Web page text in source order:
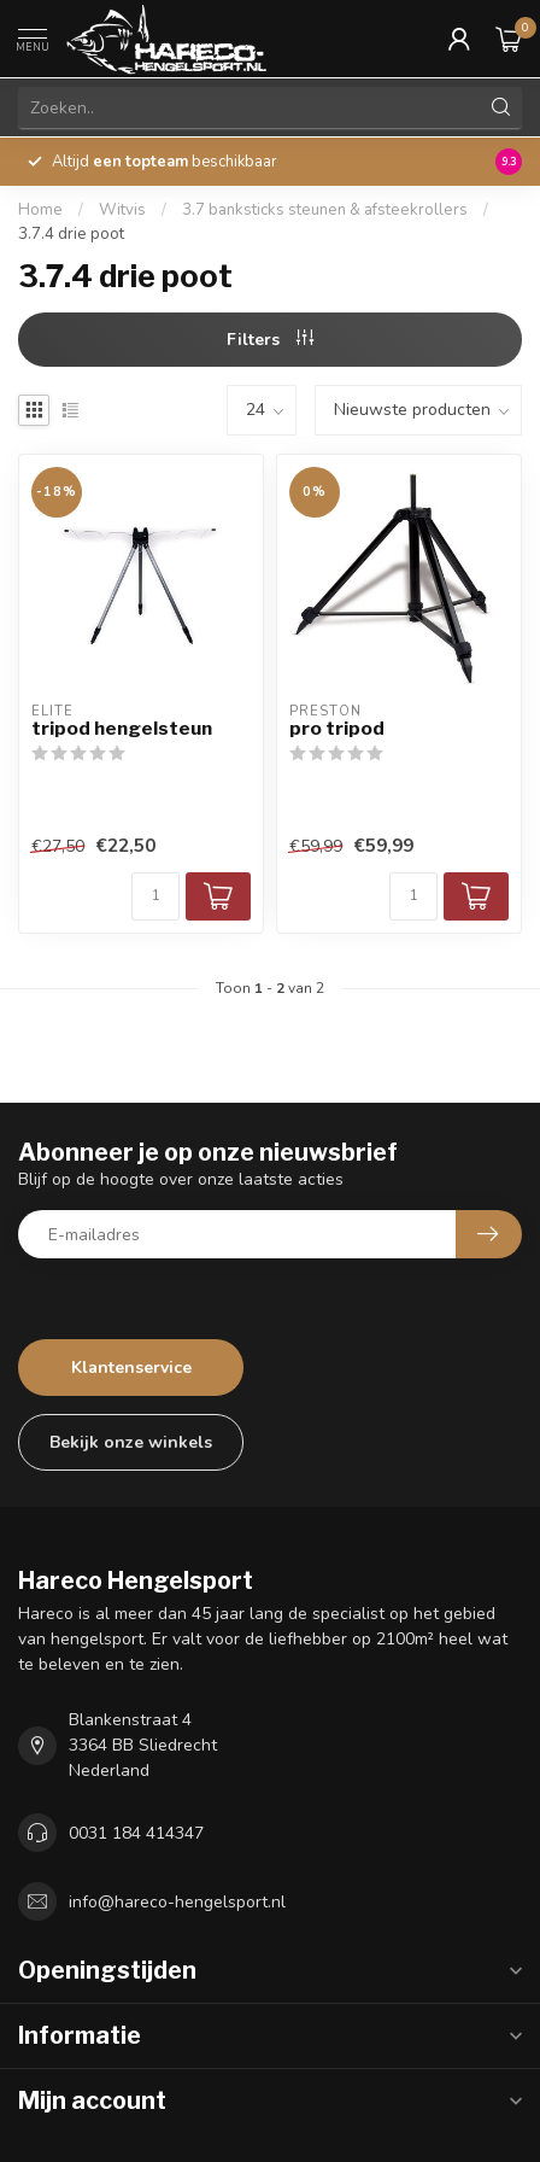
MENU
0
Altijd een topteam beschikbaar 45
9.3
Home / Witvis / 3.7 banksticks steunen & afsteekrollers
/
3.7.4 drie poot
3.7.4 drie poot
Filters
-18%
ELITE
tripod hengelsteun
€27,50 €22,50
0%
PRESTON
pro tripod
€59,99 €59,99
Toon 1 - 2van 2
Klantenservice
Bekijk onze winkels
Abonneer je op onze nieuwsbrief
Blijf op de hoogte over onze laatste acties
Hareco Hengelsport
Hareco is al meer dan 45 jaar lang de specialist op het gebied
van hengelsport. Er valt voor de liefhebber op 2100m² heel wat
te beleven en te zien.
Blankenstraat 4
3364 BB Sliedrecht
Nederland
0031 184 414347
info@hareco-hengelsport.nl
Openingstijden
Informatie
Mijn account